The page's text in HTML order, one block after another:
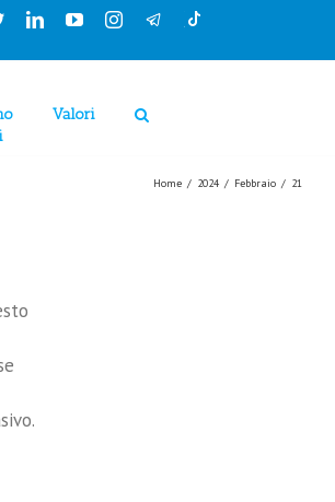
TwitterLinkedinYouTubeInstagram
Valori
Home / 2024 / Febbraio / 21
Cookie Policy